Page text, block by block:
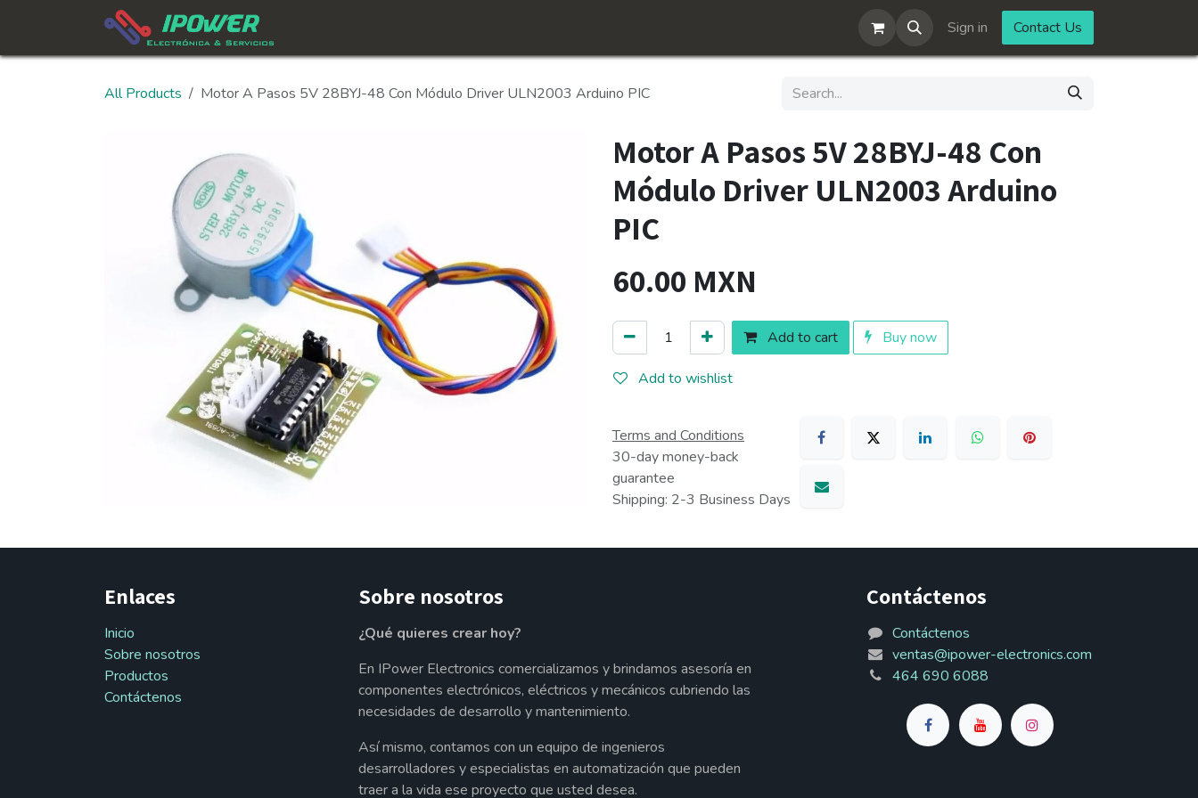
Sign in Contact Us
All Products Motor A Pasos 5V 28BYJ-48 Con Módulo Driver ULN2003 Arduino PIC
Motor A Pasos 5V 28BYJ-48 Con
Módulo Driver ULN2003 Arduino
PIC
60.00 MXN
Add to cart Buy now
Add to wishlist
Terms and Conditions
30-day money-back
guarantee
Shipping: 2-3 Business Days
Enlaces
Inicio
Sobre nosotros
Productos
Contáctenos
Sobre nosotros
¿Qué quieres crear hoy?
En IPower Electronics comercializamos y brindamos asesoría en
componentes electrónicos, eléctricos y mecánicos cubriendo las
necesidades de desarrollo y mantenimiento.
Así mismo, contamos con un equipo de ingenieros
desarrolladores y especialistas en automatización que pueden
traer a la vida ese proyecto que usted desea.
Contáctenos
Contáctenos
ventas@ipower-electronics.com
464 690 6088